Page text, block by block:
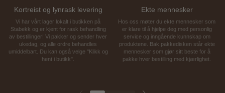
Kortreist og lynrask levering
Vi har vårt lager lokalt i butikken på
Stabekk og er kjent for rask behandling
av bestillinger! Vi pakker og sender hver
ukedag, og alle ordre behandles
umiddelbart. Du kan også velge "Klikk og
hent i butikk".
Ekte mennesker
Hos oss møter du ekte mennesker som
er klare til å hjelpe deg med personlig
service og inngående kunnskap om
produktene. Bak pakkedisken står ekte
mennesker som gjør sitt beste for å
pakke hver bestilling med kjærlighet.